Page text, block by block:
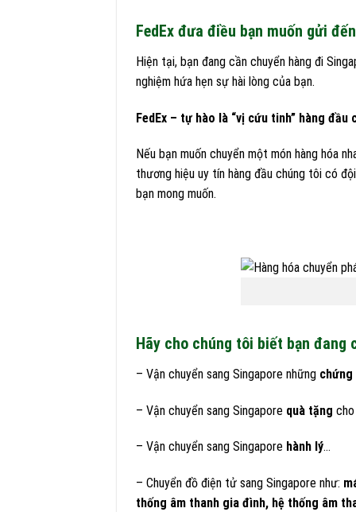
FedEx đưa điều bạn muốn gửi
Hiện tại, bạn đang cần chuyển hàng đi
nghiệm hứa hẹn sự hài lòng của bạn.
FedEx – tự hào là “vị cứu tinh” hàng đầu
Nếu bạn muốn chuyển một món hàng hóa
thương hiệu uy tín hàng đầu chúng tôi có
bạn mong muốn.
Hãy cho chúng tôi biết bạn đang
– Vận chuyển sang Singapore những
– Vận chuyển sang Singapore quà tặng
– Vận chuyển sang Singapore hành lý…
– Chuyển đồ điện tử sang Singapore như:
thống âm thanh gia đình, hệ thống âm